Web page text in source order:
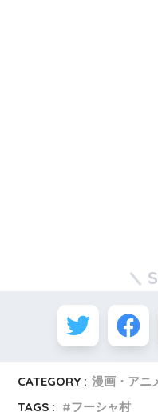
CATEGORY : 漫画・アニ
TAGS :
フーシャ村